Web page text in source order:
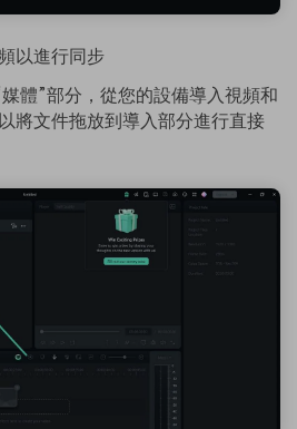
以進行同步
體”部分，從您的設備導入視頻和
將文件拖放到導入部分進行直接